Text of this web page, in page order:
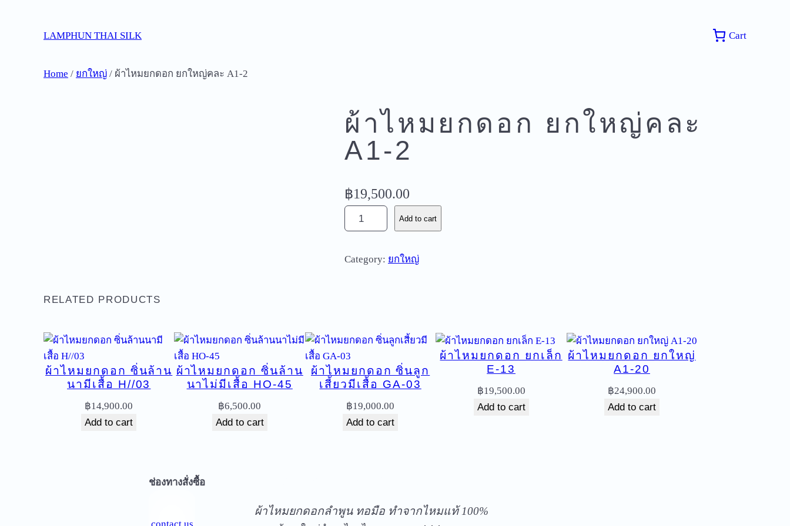
LAMPHUN THAI SILK Cart
Home / ยกใหญ่ / ผ้าไหมยกดอก ยกใหญ่คละ A1-2
ผ้าไหมยกดอก ยกใหญ่คละ
A1-2
฿19,500.00
า
ห
อ
ก
ย
ก
ใ
ห
1
Add to cart
Category: ยกใหญ่
RELATED PRODUCTS
ผ้าไหมยกดอก ซิ่นล้าน
นามีเสื้อ H//03
฿14,900.00
Add to cart
ผ้าไหมยกดอก ซิ่นล้าน
นาไม่มีเสื้อ HO-45
฿6,500.00
Add to cart
ผ้าไหมยกดอก ซิ่นลูก
เสี้ยวมีเสื้อ GA-03
฿19,000.00
Add to cart
ผ้าไหมยกดอก ยกเล็ก
E-13
฿19,500.00
Add to cart
ผ้าไหมยกดอก ยกใหญ่
A1-20
฿24,900.00
Add to cart
ช่องทางสั่งซื้อ
contact us
ผ้าไหมยกดอกลำพูน ทอมือ ทำจากไหมแท้ 100%